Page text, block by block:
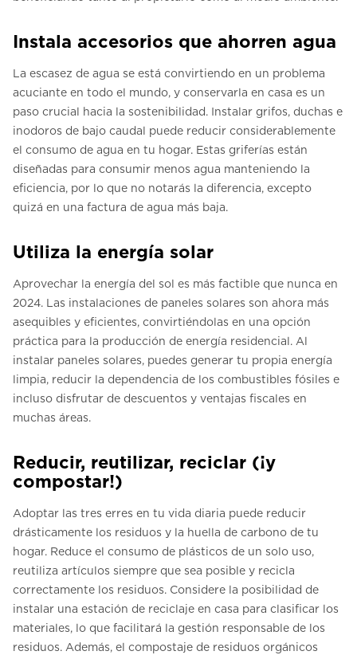
Instala accesorios que ahorren agua
La escasez de agua se está convirtiendo en un problema
acuciante en todo el mundo, y conservarla en casa es un
paso crucial hacia la sostenibilidad. Instalar grifos, duchas e
inodoros de bajo caudal puede reducir considerablemente
el consumo de agua en tu hogar. Estas griferías están
diseñadas para consumir menos agua manteniendo la
eficiencia, por lo que no notarás la diferencia, excepto
quizá en una factura de agua más baja.
Utiliza la energía solar
Aprovechar la energía del sol es más factible que nunca en
2024. Las instalaciones de paneles solares son ahora más
asequibles y eficientes, convirtiéndolas en una opción
práctica para la producción de energía residencial. Al
instalar paneles solares, puedes generar tu propia energía
limpia, reducir la dependencia de los combustibles fósiles e
incluso disfrutar de descuentos y ventajas fiscales en
muchas áreas.
Reducir, reutilizar, reciclar (¡y
compostar!)
Adoptar las tres erres en tu vida diaria puede reducir
drásticamente los residuos y la huella de carbono de tu
hogar. Reduce el consumo de plásticos de un solo uso,
reutiliza artículos siempre que sea posible y recicla
correctamente los residuos. Considere la posibilidad de
instalar una estación de reciclaje en casa para clasificar los
materiales, lo que facilitará la gestión responsable de los
residuos. Además, el compostaje de residuos orgánicos